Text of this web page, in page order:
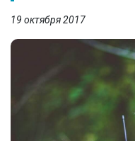
19 октября 2017